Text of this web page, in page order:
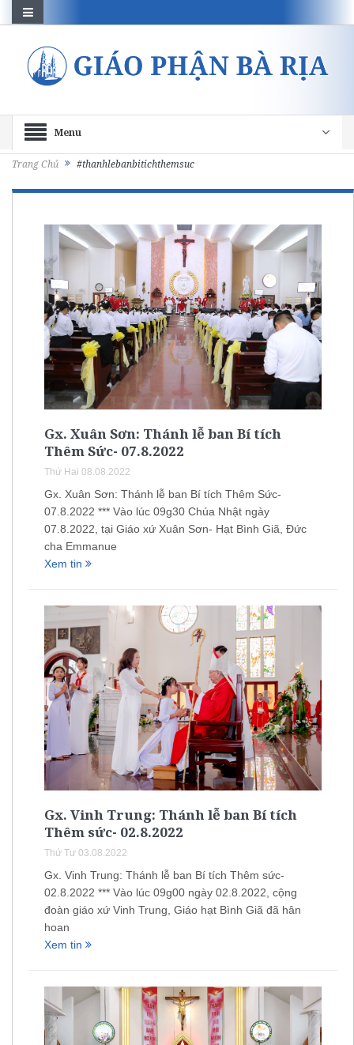
Menu
Trang Chủ #thanhlebanbitichthemsuc
Gx. Xuân Sơn: Thánh lễ ban Bí tích
Thêm Sức- 07.8.2022
Thứ Hai 08.08.2022
Gx. Xuân Sơn: Thánh lễ ban Bí tích Thêm Sức-
07.8.2022 *** Vào lúc 09g30 Chúa Nhật ngày
07.8.2022, tại Giáo xứ Xuân Sơn- Hạt Bình Giã, Đức
cha Emmanue
Xem tin
Gx. Vinh Trung: Thánh lễ ban Bí tích
Thêm sức- 02.8.2022
Thứ Tư 03.08.2022
Gx. Vinh Trung: Thánh lễ ban Bí tích Thêm sức-
02.8.2022 *** Vào lúc 09g00 ngày 02.8.2022, cộng
đoàn giáo xứ Vinh Trung, Giáo hạt Bình Giã đã hân
hoan
Xem tin